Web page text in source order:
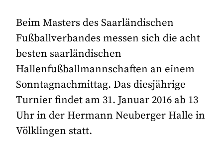
Beim Masters des Saarländischen
Fußballverbandes messen sich die acht
besten saarländischen
Hallenfußballmannschaften an einem
Sonntagnachmittag. Das diesjährige
Turnier findet am 31. Januar 2016 ab 13
Uhr in der Hermann Neuberger Halle in
Völklingen statt.